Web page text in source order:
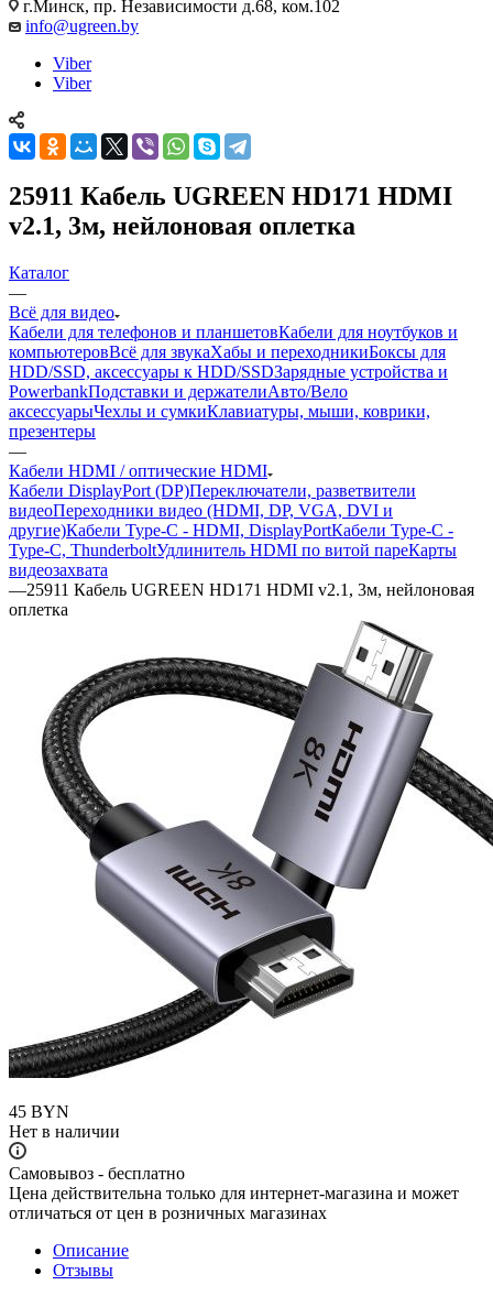
г.Минск, пр. Независимости д.68, ком.102
info@ugreen.by
Viber
Viber
25911 Кабель UGREEN HD171 HDMI
v2.1, 3м, нейлоновая оплетка
Каталог
—
Всё для видео
Кабели для телефонов и планшетовКабели для ноутбуков и
компьютеровВсё для звукаХабы и переходникиБоксы для
HDD/SSD, аксессуары к HDD/SSDЗарядные устройства и
PowerbankПодставки и держателиАвто/Вело
аксессуарыЧехлы и сумкиКлавиатуры, мыши, коврики,
презентеры
—
Кабели HDMI / оптические HDMI
Кабели DisplayPort (DP)Переключатели, разветвители
видеоПереходники видео (HDMI, DP, VGA, DVI и
другие)Кабели Type-C - HDMI, DisplayPortКабели Type-C -
Type-C, ThunderboltУдлинитель HDMI по витой пареКарты
видеозахвата
—25911 Кабель UGREEN HD171 HDMI v2.1, 3м, нейлоновая
оплетка
45 BYN
Нет в наличии
Самовывоз - бесплатно
Цена действительна только для интернет-магазина и может
отличаться от цен в розничных магазинах
Описание
Отзывы